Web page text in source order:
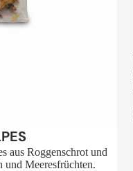
aus Roggenschrot und
und Meeresfrüchten.